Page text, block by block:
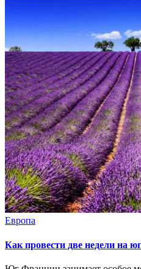
Европа
Как провести две недели на